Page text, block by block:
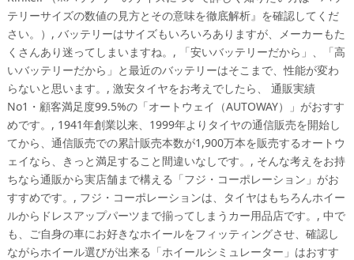
テリーサイズの数値の見方とその意味を徹底解析』を確認してくだ
さい。）, バッテリーはサイズもいろいろありますが、メーカーもた
くさんあり迷ってしまいますね。, 「安いバッテリーだから」、「高
いバッテリーだから」と最近のバッテリーはそこまで、性能が変わ
らないと思います。, 激安タイヤをお考えでしたら、 通販実績
No1・顧客満足度99.5%の「オートウェイ（AUTOWAY）」がおすす
めです。, 1941年創業以来、1999年よりタイヤの通信販売を開始し
てから、通信販売での累計販売本数が1,900万本を販売するオートウ
ェイなら、きっと満足すること間違いなしです。, そんな考えをお持
ちなら通販から実店舗まで構える「フジ・コーポレーション」がお
すすめです。, フジ・コーポレーションは、タイヤはもちろんホイー
ルからドレスアップパーツまで揃ってしまうカー用品店です。, 中で
も、ご自身の車にお好きなホイールをフィッティングさせ、確認し
ながらホイール選びが出来る「ホイールシミュレーター」はおすす